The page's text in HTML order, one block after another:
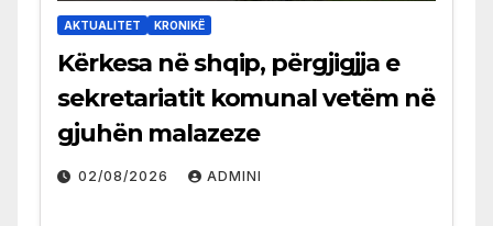
AKTUALITET KRONIKË
Kërkesa në shqip, përgjigjja e
sekretariatit komunal vetëm në
gjuhën malazeze
02/08/2026 ADMINI